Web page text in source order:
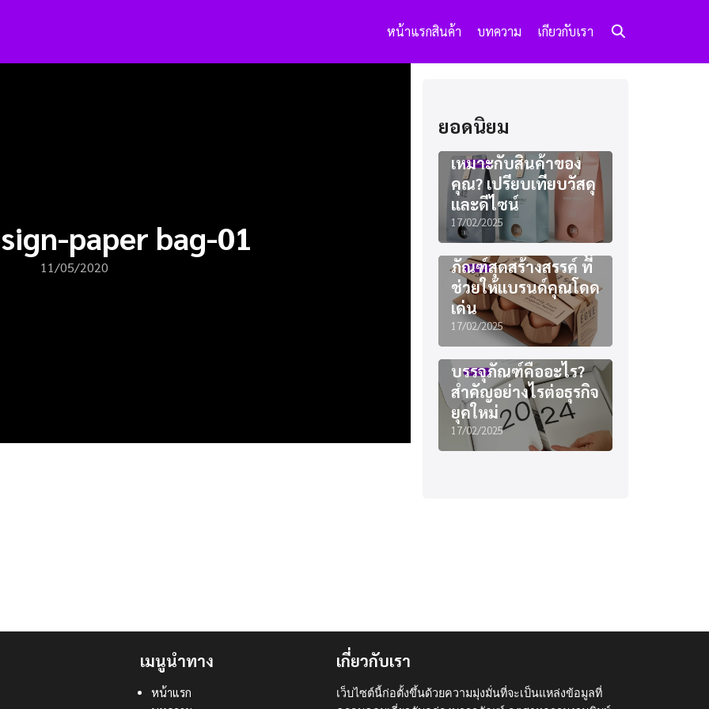
หน้าแรกสินค้า บทความ เกียวกับเรา
paper bag-01
11/05/2020
ยอดนิยม
เหมาะกับสินค้าของ
คุณ? เปรียบเทียบวัสดุ
และดีไซน์
17/02/2025
ไอเดียออกแบบบรรจุ
ภัณฑ์สุดสร้างสรรค์ ที่
ช่วยให้แบรนด์คุณโดด
เด่น
17/02/2025
บรรจุภัณฑ์คืออะไร?
สำคัญอย่างไรต่อธุรกิจ
ยุคใหม่
17/02/2025
เมนูนำทาง
หน้าแรก
เกี่ยวกับเรา
เว็บไซต์นี้ก่อตั้งขึ้นด้วยความมุ่งมั่นที่จะเป็นแหล่งข้อมูลที่